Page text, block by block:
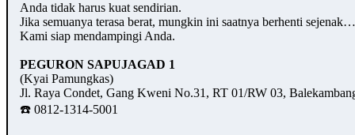
Anda tidak harus kuat sendirian.
Jika semuanya terasa berat, mungkin ini saatnya berhenti
Kami siap mendampingi Anda.
PEGURON SAPUJAGAD 1
(Kyai Pamungkas)
Jl. Raya Condet, Gang Kweni No.31, RT 01/RW 03,
☎️ 0812-1314-5001